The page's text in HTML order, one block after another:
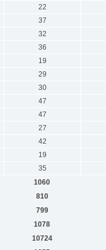
22
37
32
36
19
29
30
47
47
27
42
19
35
1060
810
799
1078
10724